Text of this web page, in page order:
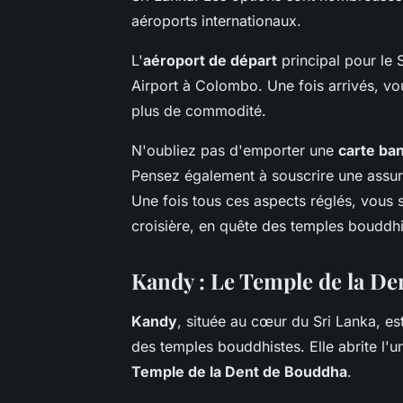
aéroports internationaux.
L'aéroport de départ principal pour le
Airport à Colombo. Une fois arrivés,
plus de commodité.
N'oubliez pas d'emporter une carte
Pensez également à souscrire une
Une fois tous ces aspects réglés,
croisière, en quête des temples
Kandy : Le Temple de la
Kandy, située au cœur du Sri Lanka,
des temples bouddhistes. Elle abrite
Temple de la Dent de Bouddha.